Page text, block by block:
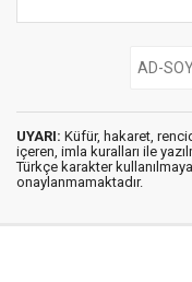
UYARI: Küfür, hakaret,
içeren, imla kuralları ile
Türkçe karakter
onaylanmamaktadır.